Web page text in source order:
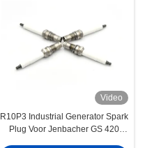
Video
R10P3 Industrial Generator Spark
Plug Voor Jenbacher GS 420